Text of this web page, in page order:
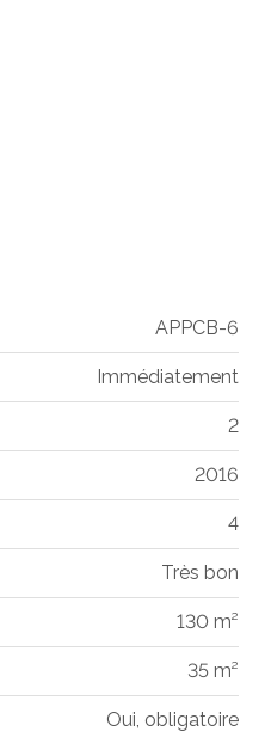
APPCB-6
Immédiatement
2
2016
4
Très bon
130 m²
35 m²
Oui, obligatoire